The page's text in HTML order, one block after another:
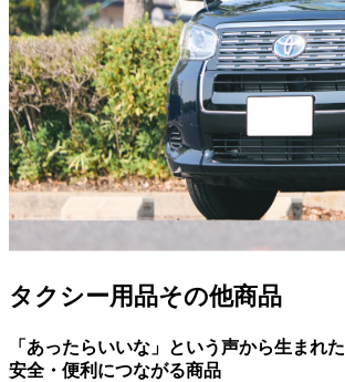
タクシー用品その他商品
「あったらいいな」という声から生まれた
安全・便利につながる商品